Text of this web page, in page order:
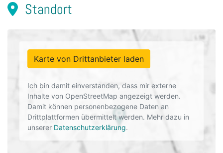
Standort
Karte von Drittanbieter laden
Ich bin damit einverstanden, dass mir externe
Inhalte von OpenStreetMap angezeigt werden.
Damit können personenbezogene Daten an
Drittplattformen übermittelt werden. Mehr dazu in
unserer Datenschutzerklärung.